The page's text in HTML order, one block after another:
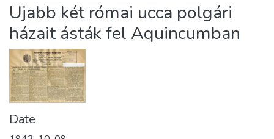
About us
Ujabb két római ucca polgári
házait ásták fel Aquincumban
Date